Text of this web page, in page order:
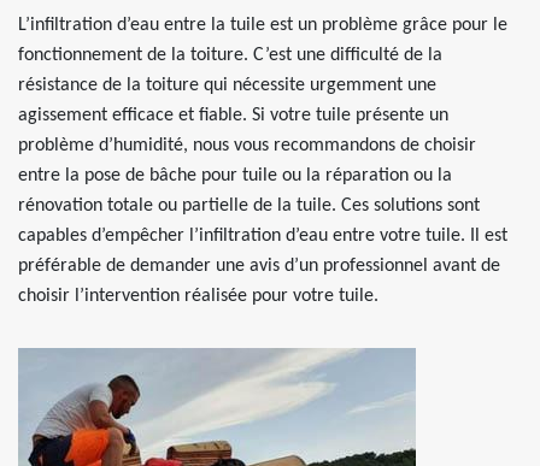
L’infiltration d’eau entre la tuile est un problème grâce pour le
fonctionnement de la toiture. C’est une difficulté de la
résistance de la toiture qui nécessite urgemment une
agissement efficace et fiable. Si votre tuile présente un
problème d’humidité, nous vous recommandons de choisir
entre la pose de bâche pour tuile ou la réparation ou la
rénovation totale ou partielle de la tuile. Ces solutions sont
capables d’empêcher l’infiltration d’eau entre votre tuile. Il est
préférable de demander une avis d’un professionnel avant de
choisir l’intervention réalisée pour votre tuile.